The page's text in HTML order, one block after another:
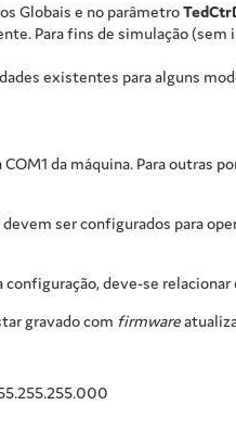
Globais e no parâmetro
Para fins de simulação (sem
existentes para alguns
da máquina. Para outras
ser configurados para
deve-se
gravado com firmware